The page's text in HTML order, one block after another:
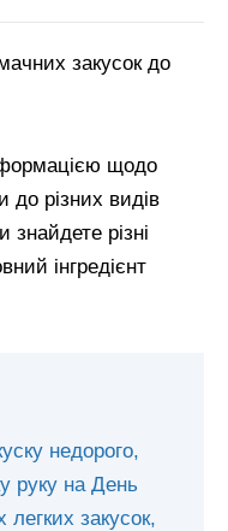
закусок до
щодо
до різних видів
знайдете різні
інгредієнт
недорого,
руку на День
закусок,